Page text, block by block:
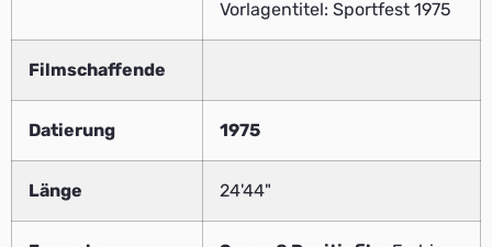
Vorlagentitel: Sportfest 1975
Filmschaffende
Datierung 1975
Länge 24'44"